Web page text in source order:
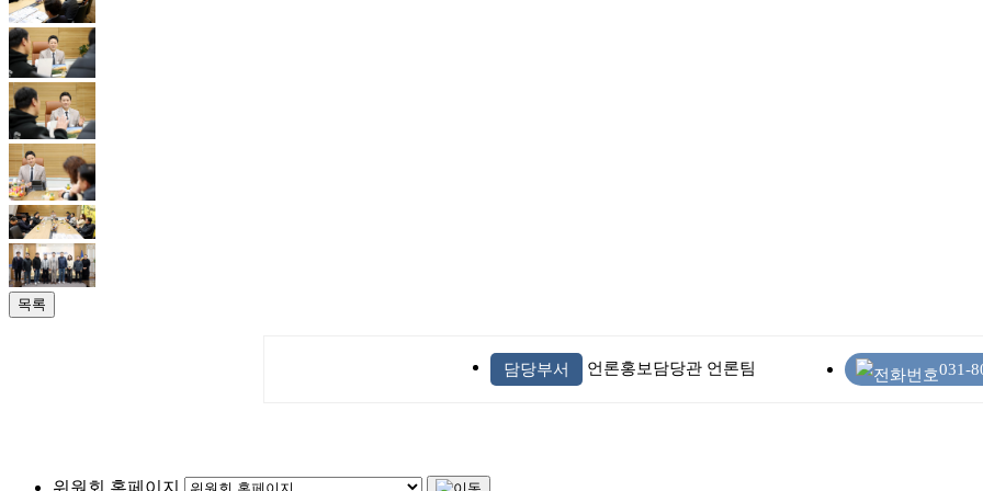
목록
담당부서 언론홍보담당관 언론팀 031-
위원회 홈페이지